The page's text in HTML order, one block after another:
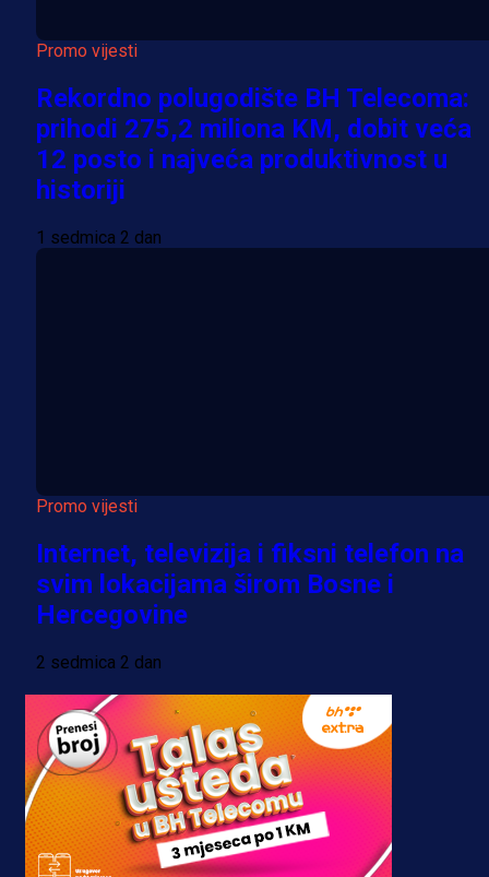
Promo vijesti
Rekordno polugodište BH Telecoma:
prihodi 275,2 miliona KM, dobit veća
12 posto i najveća produktivnost u
historiji
1 sedmica 2 dan
Promo vijesti
Internet, televizija i fiksni telefon na
svim lokacijama širom Bosne i
Hercegovine
2 sedmica 2 dan